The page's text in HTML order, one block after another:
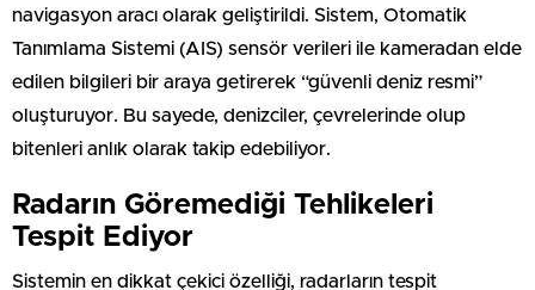
navigasyon aracı olarak geliştirildi. Sistem, Otomatik
Tanımlama Sistemi (AIS) sensör verileri ile kameradan elde
edilen bilgileri bir araya getirerek “güvenli deniz resmi”
oluşturuyor. Bu sayede, denizciler, çevrelerinde olup
bitenleri anlık olarak takip edebiliyor.
Radarın Göremediği Tehlikeleri
Tespit Ediyor
Sistemin en dikkat çekici özelliği, radarların tespit